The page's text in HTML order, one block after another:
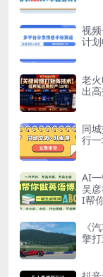
视
计
老
出
同
行
AI
吴
I帮
《
擎